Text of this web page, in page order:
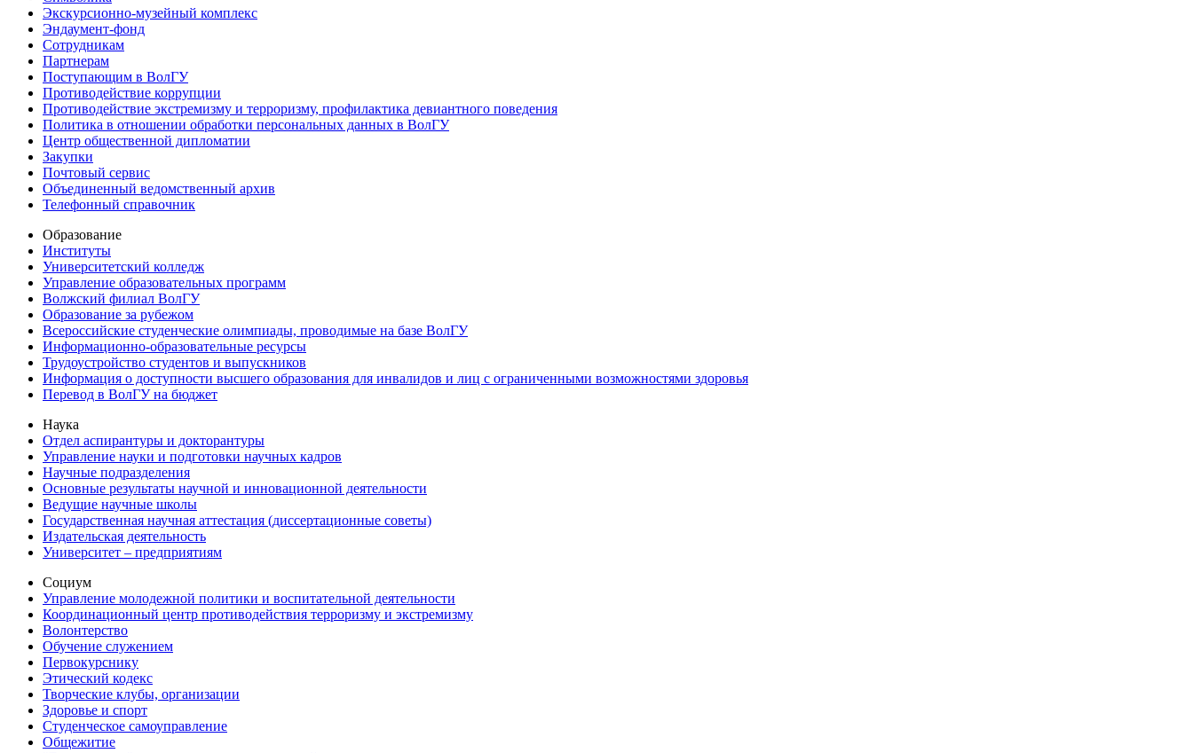
Экскурсионно-музейный комплекс
Эндаумент-фонд
Сотрудникам
Партнерам
Поступающим в ВолГУ
Противодействие коррупции
Противодействие экстремизму и терроризму, профилактика девиантного поведения
Политика в отношении обработки персональных данных в ВолГУ
Центр общественной дипломатии
Закупки
Почтовый сервис
Объединенный ведомственный архив
Телефонный справочник
Образование
Институты
Университетский колледж
Управление образовательных программ
Волжский филиал ВолГУ
Образование за рубежом
Всероссийские студенческие олимпиады, проводимые на базе ВолГУ
Информационно-образовательные ресурсы
Трудоустройство студентов и выпускников
Информация о доступности высшего образования для инвалидов и лиц с ограниченными возможностями здоровья
Перевод в ВолГУ на бюджет
Наука
Отдел аспирантуры и докторантуры
Управление науки и подготовки научных кадров
Научные подразделения
Основные результаты научной и инновационной деятельности
Ведущие научные школы
Государственная научная аттестация (диссертационные советы)
Издательская деятельность
Университет – предприятиям
Социум
Управление молодежной политики и воспитательной деятельности
Координационный центр противодействия терроризму и экстремизму
Волонтерство
Обучение служением
Первокурснику
Этический кодекс
Творческие клубы, организации
Здоровье и спорт
Студенческое самоуправление
Общежитие